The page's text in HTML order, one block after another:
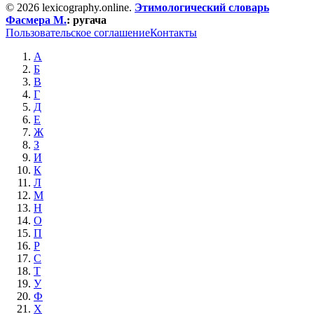
© 2026 lexicography.online. Этимологический словарь
Фасмера М.: ругача
Пользовательское соглашениеКонтакты
А
Б
В
Г
Д
Е
Ж
З
И
К
Л
М
Н
О
П
Р
С
Т
У
Ф
Х